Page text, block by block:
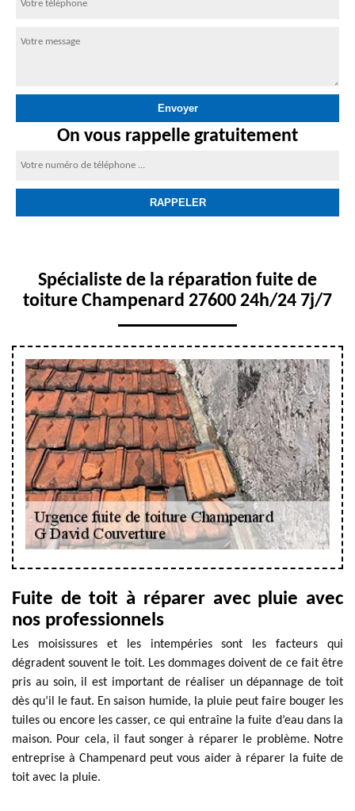
On vous rappelle gratuitement
Spécialiste de la réparation fuite de
toiture Champenard 27600 24h/24 7j/7
Fuite de toit à réparer avec pluie avec
nos professionnels
Les moisissures et les intempéries sont les facteurs qui
dégradent souvent le toit. Les dommages doivent de ce fait être
pris au soin, il est important de réaliser un dépannage de toit
dès qu’il le faut. En saison humide, la pluie peut faire bouger les
tuiles ou encore les casser, ce qui entraîne la fuite d’eau dans la
maison. Pour cela, il faut songer à réparer le problème. Notre
entreprise à Champenard peut vous aider à réparer la fuite de
toit avec la pluie.